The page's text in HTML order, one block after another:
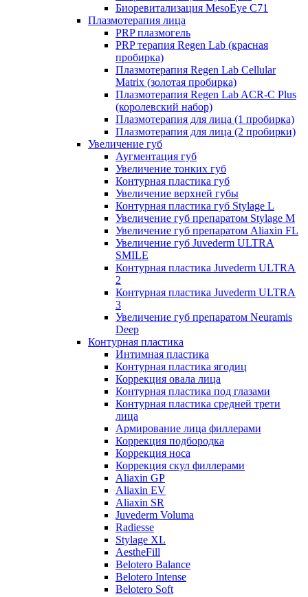
Биоревитализация MesoEye C71
Плазмотерапия лица
PRP плазмогель
PRP терапия Regen Lab (красная
пробирка)
Плазмотерапия Regen Lab Cellular
Matrix (золотая пробирка)
Плазмотерапия Regen Lab ACR-C Plus
(королевский набор)
Плазмотерапия для лица (1 пробирка)
Плазмотерапия для лица (2 пробирки)
Увеличение губ
Аугментация губ
Увеличение тонких губ
Контурная пластика губ
Увеличение верхней губы
Контурная пластика губ Stylage L
Увеличение губ препаратом Stylage M
Увеличение губ препаратом Aliaxin FL
Увеличение губ Juvederm ULTRA
SMILE
Контурная пластика Juvederm ULTRA
2
Контурная пластика Juvederm ULTRA
3
Увеличение губ препаратом Neuramis
Deep
Контурная пластика
Интимная пластика
Контурная пластика ягодиц
Коррекция овала лица
Контурная пластика под глазами
Контурная пластика средней трети
лица
Армирование лица филлерами
Коррекция подбородка
Коррекция носа
Коррекция скул филлерами
Aliaxin GP
Aliaxin EV
Aliaxin SR
Juvederm Voluma
Radiesse
Stylage XL
AestheFill
Belotero Balance
Belotero Intense
Belotero Soft